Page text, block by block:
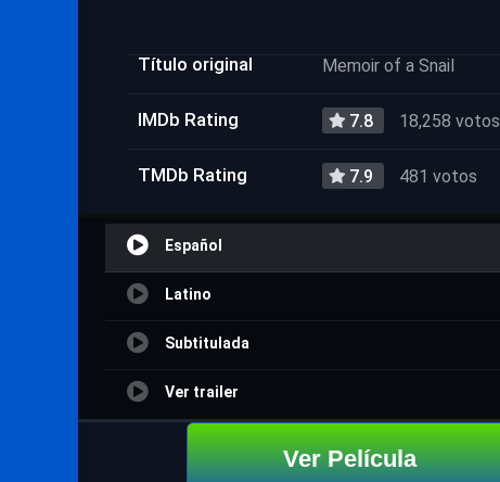
Título original Memoir of a Snail
IMDb Rating 7.8 18,258 votos
TMDb Rating 7.9 481 votos
Español
Latino
Subtitulada
Ver trailer
Ver Película